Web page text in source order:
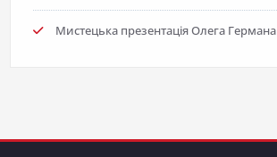
Мистецька презентація Олега Германа